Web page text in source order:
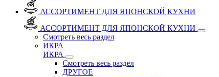
АССОРТИМЕНТ ДЛЯ ЯПОНСКОЙ КУХНИ
АССОРТИМЕНТ ДЛЯ ЯПОНСКОЙ КУХНИ
Смотреть весь раздел
ИКРА
ИКРА
Смотреть весь раздел
ДРУГОЕ